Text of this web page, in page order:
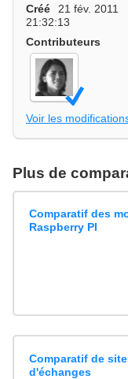
Créé
21 fév. 2011
21:32:13
Contributeurs
Voir les
Plus de
Comparatif des
Raspberry PI
Comparatif de
d'échanges